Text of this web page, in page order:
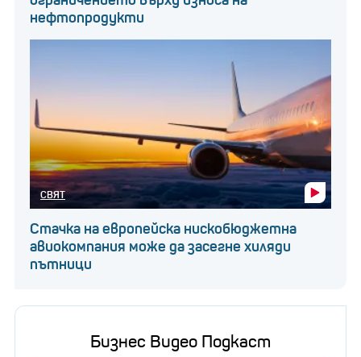
нефтопродукти
СВЯТ
Стачка на европейска нискобюджетна
авиокомпания може да засегне хиляди
пътници
Бизнес Видео Подкаст